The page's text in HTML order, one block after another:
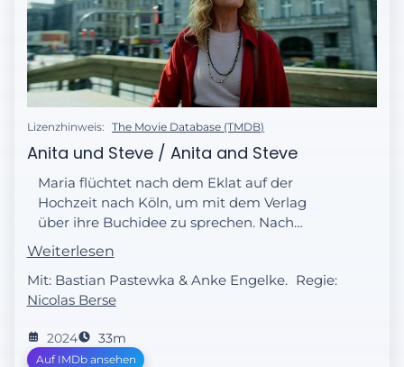
Lizenzhinweis: The Movie Database (TMDB)
Anita und Steve / Anita and Steve
Maria flüchtet nach dem Eklat auf der
Hochzeit nach Köln, um mit dem Verlag
über ihre Buchidee zu sprechen. Nach
einem vielversprechenden Start läuft das
Gespräch allerdings völlig aus dem Ruder.
Nur wenige Straßen weiter verabschiedet
Ralf seine Tochter Lily in ihr zukünftiges
Zufall?
Weiterlesen
Mit: Bastian Pastewka & Anke Engelke. Regie:
Nicolas Berse
2024 33m
Auf IMDb ansehen